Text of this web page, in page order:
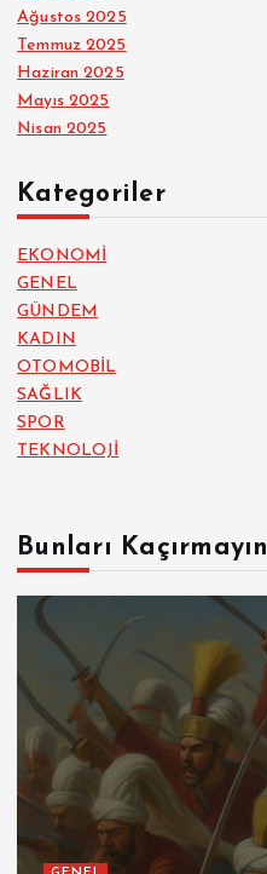
Ağustos 2025
Temmuz 2025
Haziran 2025
Mayıs 2025
Nisan 2025
Kategoriler
EKONOMİ
GENEL
GÜNDEM
KADIN
OTOMOBİL
SAĞLIK
SPOR
TEKNOLOJİ
Bunları Kaçırmayın